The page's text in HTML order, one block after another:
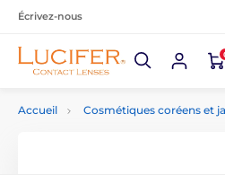
Écrivez-nous
Accueil Cosmétiques coréens et